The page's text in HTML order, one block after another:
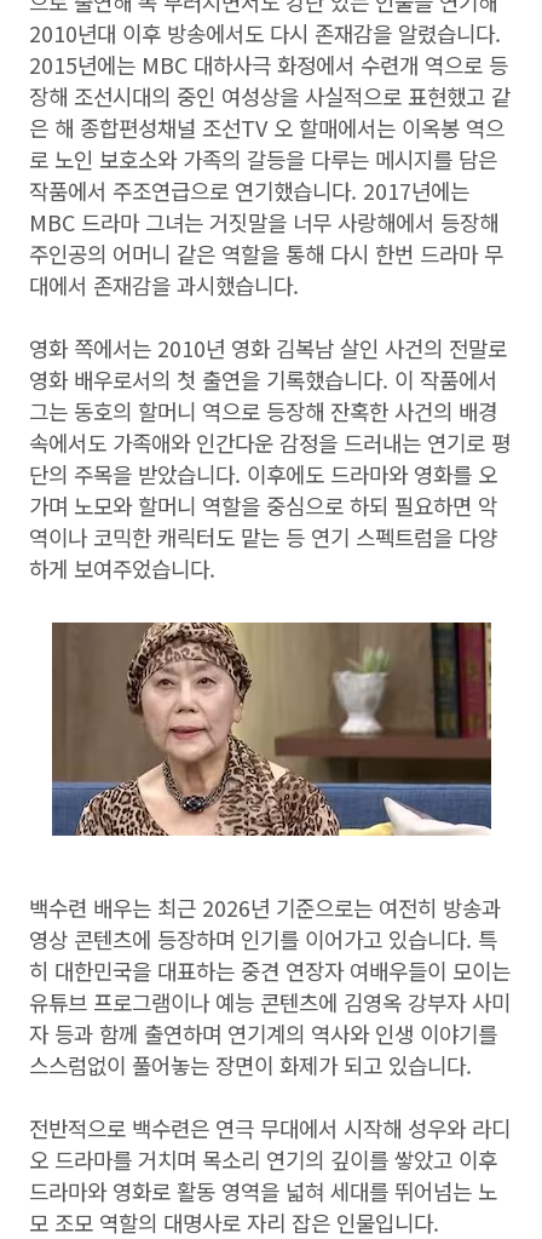
2010년대 이후 방송에서도 다시 존재감을 알렸습니다.
2015년에는 MBC 대하사극 화정에서 수련개 역으로 등
장해 조선시대의 중인 여성상을 사실적으로 표현했고 같
은 해 종합편성채널 조선TV 오 할매에서는 이옥봉 역으
로 노인 보호소와 가족의 갈등을 다루는 메시지를 담은
작품에서 주조연급으로 연기했습니다. 2017년에는
MBC 드라마 그녀는 거짓말을 너무 사랑해에서 등장해
주인공의 어머니 같은 역할을 통해 다시 한번 드라마 무
대에서 존재감을 과시했습니다.
영화 쪽에서는 2010년 영화 김복남 살인 사건의 전말로
영화 배우로서의 첫 출연을 기록했습니다. 이 작품에서
그는 동호의 할머니 역으로 등장해 잔혹한 사건의 배경
속에서도 가족애와 인간다운 감정을 드러내는 연기로 평
단의 주목을 받았습니다. 이후에도 드라마와 영화를 오
가며 노모와 할머니 역할을 중심으로 하되 필요하면 악
역이나 코믹한 캐릭터도 맡는 등 연기 스펙트럼을 다양
하게 보여주었습니다.
백수련 배우는 최근 2026년 기준으로는 여전히 방송과
영상 콘텐츠에 등장하며 인기를 이어가고 있습니다. 특
히 대한민국을 대표하는 중견 연장자 여배우들이 모이는
유튜브 프로그램이나 예능 콘텐츠에 김영옥 강부자 사미
자 등과 함께 출연하며 연기계의 역사와 인생 이야기를
스스럼없이 풀어놓는 장면이 화제가 되고 있습니다.
전반적으로 백수련은 연극 무대에서 시작해 성우와 라디
오 드라마를 거치며 목소리 연기의 깊이를 쌓았고 이후
드라마와 영화로 활동 영역을 넓혀 세대를 뛰어넘는 노
모 조모 역할의 대명사로 자리 잡은 인물입니다.